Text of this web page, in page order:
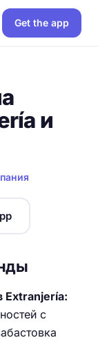
Get the app
и
Extranjería:
с